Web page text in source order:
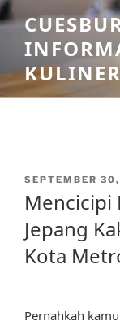
Skip
to
content
POSTED
SEPTEMBER
Mencicipi
Jepang
Kota
Pernahkah